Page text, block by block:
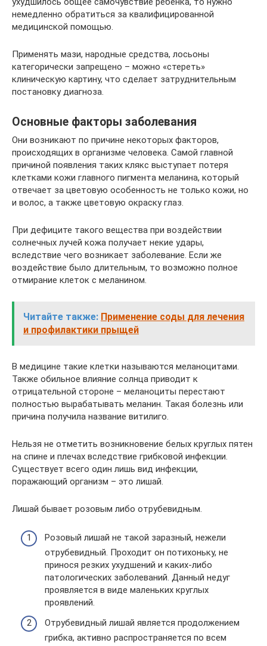
немедленно обратиться за квалифицированной
медицинской помощью.
Применять мази, народные средства, лосьоны
категорически запрещено – можно «стереть»
клиническую картину, что сделает затруднительным
постановку диагноза.
Основные факторы заболевания
Они возникают по причине некоторых факторов,
происходящих в организме человека. Самой главной
причиной появления таких клякс выступает потеря
клетками кожи главного пигмента меланина, который
отвечает за цветовую особенность не только кожи, но
и волос, а также цветовую окраску глаз.
При дефиците такого вещества при воздействии
солнечных лучей кожа получает некие удары,
вследствие чего возникает заболевание. Если же
воздействие было длительным, то возможно полное
отмирание клеток с меланином.
Читайте также: Применение соды для лечения
и профилактики прыщей
В медицине такие клетки называются меланоцитами.
Также обильное влияние солнца приводит к
отрицательной стороне – меланоциты перестают
полностью вырабатывать меланин. Такая болезнь или
причина получила название витилиго.
Нельзя не отметить возникновение белых круглых пятен
на спине и плечах вследствие грибковой инфекции.
Существует всего один лишь вид инфекции,
поражающий организм – это лишай.
Лишай бывает розовым либо отрубевидным.
Розовый лишай не такой заразный, нежели
отрубевидный. Проходит он потихоньку, не
принося резких ухудшений и каких-либо
патологических заболеваний. Данный недуг
проявляется в виде маленьких круглых
проявлений.
Отрубевидный лишай является продолжением
грибка, активно распространяется по всем